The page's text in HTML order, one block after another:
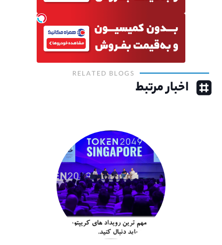
RELATED BLOGS
اخبار مرتبط